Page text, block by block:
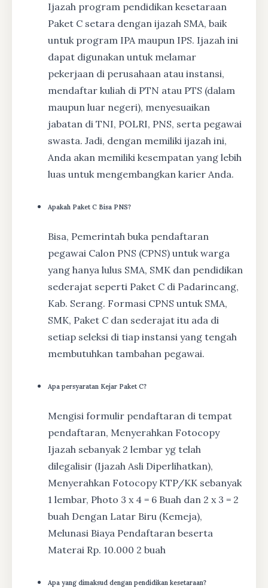
Ijazah program pendidikan kesetaraan
Paket C setara dengan ijazah SMA, baik
untuk program IPA maupun IPS. Ijazah ini
dapat digunakan untuk melamar
pekerjaan di perusahaan atau instansi,
mendaftar kuliah di PTN atau PTS (dalam
maupun luar negeri), menyesuaikan
jabatan di TNI, POLRI, PNS, serta pegawai
swasta. Jadi, dengan memiliki ijazah ini,
Anda akan memiliki kesempatan yang lebih
luas untuk mengembangkan karier Anda.
Apakah Paket C Bisa PNS?
Bisa, Pemerintah buka pendaftaran
pegawai Calon PNS (CPNS) untuk warga
yang hanya lulus SMA, SMK dan pendidikan
sederajat seperti Paket C di Padarincang,
Kab. Serang. Formasi CPNS untuk SMA,
SMK, Paket C dan sederajat itu ada di
setiap seleksi di tiap instansi yang tengah
membutuhkan tambahan pegawai.
Apa persyaratan Kejar Paket C?
Mengisi formulir pendaftaran di tempat
pendaftaran, Menyerahkan Fotocopy
Ijazah sebanyak 2 lembar yg telah
dilegalisir (Ijazah Asli Diperlihatkan),
Menyerahkan Fotocopy KTP/KK sebanyak
1 lembar, Photo 3 x 4 = 6 Buah dan 2 x 3 = 2
buah Dengan Latar Biru (Kemeja),
Melunasi Biaya Pendaftaran beserta
Materai Rp. 10.000 2 buah
Apa yang dimaksud dengan pendidikan kesetaraan?